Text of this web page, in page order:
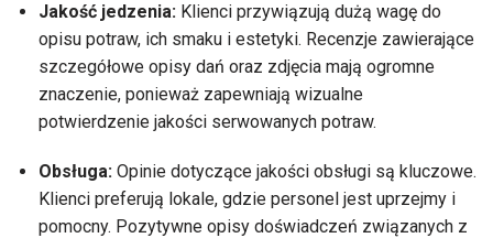
Jakość jedzenia: Klienci przywiązują dużą wagę do
opisu potraw, ich smaku i estetyki. Recenzje zawierające
szczegółowe opisy dań oraz zdjęcia mają ogromne
znaczenie, ponieważ zapewniają wizualne
potwierdzenie jakości serwowanych potraw.
Obsługa: Opinie dotyczące jakości obsługi są kluczowe.
Klienci preferują lokale, gdzie personel jest uprzejmy i
pomocny. Pozytywne opisy doświadczeń związanych z